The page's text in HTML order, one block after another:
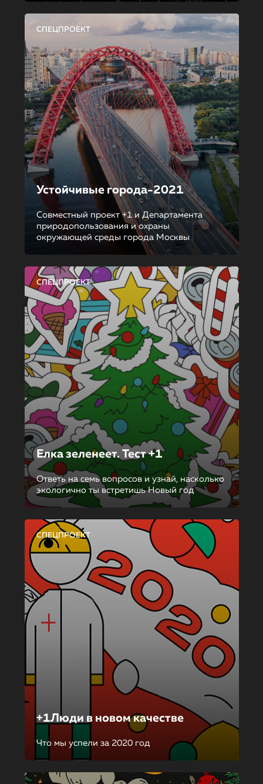
СПЕЦПРОЕКТ
Устойчивые города-2021
Совместный проект +1 и Департамента
природопользования и охраны
окружающей среды города Москвы
СПЕЦПРОЕКТ
Елка зеленеет. Тест +1
Ответь на семь вопросов и узнай, насколько
экологично ты встретишь Новый год
СПЕЦПРОЕКТ
+1Люди в новом качестве
Что мы успели за 2020 год